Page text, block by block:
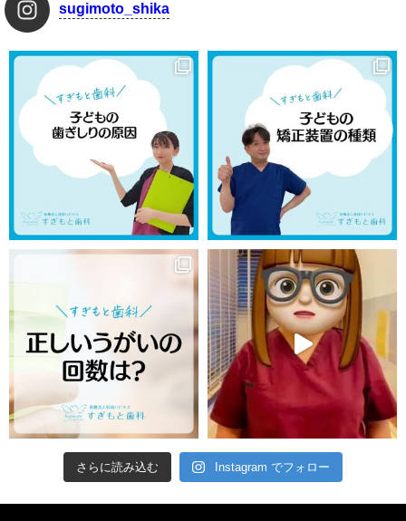
sugimoto_shika
さらに読み込む Instagram でフォロー